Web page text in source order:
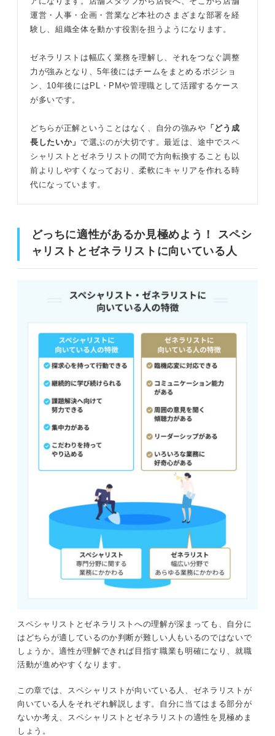
運営・人事・企画・営業など本社のさまざまな部署を経
験し、組織全体を動かす役割を担うようになります。
ゼネラリストは幅広く業務を理解し、それをつなぐ調整
力が強みとなり、5年後にはチームをまとめるポジショ
ン、10年後にはPL・PMや管理職として活躍するケース
が多いです。
どちらが正解ということはなく、自分の強みや 「どう成
長したいか」 で選ぶのが大切です。最近は、途中でスペ
シャリストとゼネラリストの間で方向転換することも以
前よりしやすくなっており、柔軟にキャリアを作れる時
代になっています。
どっちに適性があるか見極めよう！ スペシ
ャリストとゼネラリストに向いている人
スペシャリストとゼネラリストへの理解が深まっても、自分に
はどちらが適しているのか判断が難しい人もいるのではないで
しょうか。適性が理解できれば目指す職業も明確になり、就職
活動が進めやすくなります。
この章では、スペシャリストが向いている人、ゼネラリストが
向いている人をそれぞれ解説します。自分に当てはまる部分が
ないか考え、スペシャリストとゼネラリストの適性を見極めま
しょう。